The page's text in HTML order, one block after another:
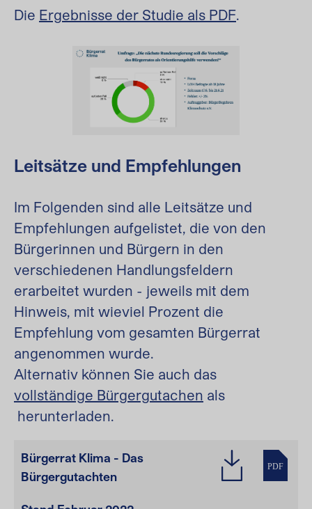
Die Ergebnisse der Studie als PDF.
Leitsätze und Empfehlungen
Im Folgenden sind alle Leitsätze und
Empfehlungen aufgelistet, die von den
Bürgerinnen und Bürgern in den
verschiedenen Handlungsfeldern
erarbeitet wurden - jeweils mit dem
Hinweis, mit wieviel Prozent die
Empfehlung vom gesamten Bürgerrat
angenommen wurde.
Alternativ können Sie auch das
vollständige Bürgergutachen als
herunterladen.
Bürgerrat Klima - Das
Bürgergutachten
PDF